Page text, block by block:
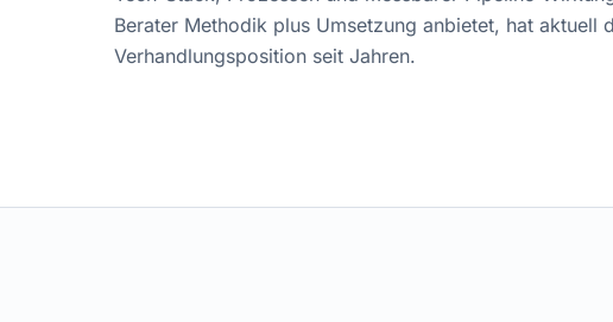
Berater Methodik plus Umsetzung anbietet, hat aktuell
Verhandlungsposition seit Jahren.